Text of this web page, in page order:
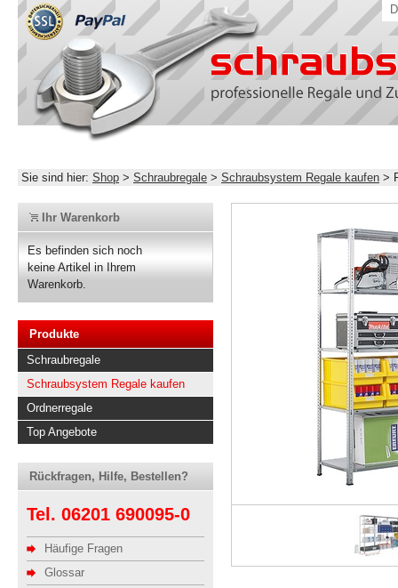
Sie sind hier: Shop > Schraubregale > Schraubsystem Regale kaufen >
Ihr Warenkorb
Es befinden sich noch
keine Artikel in Ihrem
Warenkorb.
Produkte
Schraubregale
Schraubsystem Regale kaufen
Ordnerregale
Top Angebote
Rückfragen, Hilfe, Bestellen?
Tel. 06201 690095-0
Häufige Fragen
Glossar